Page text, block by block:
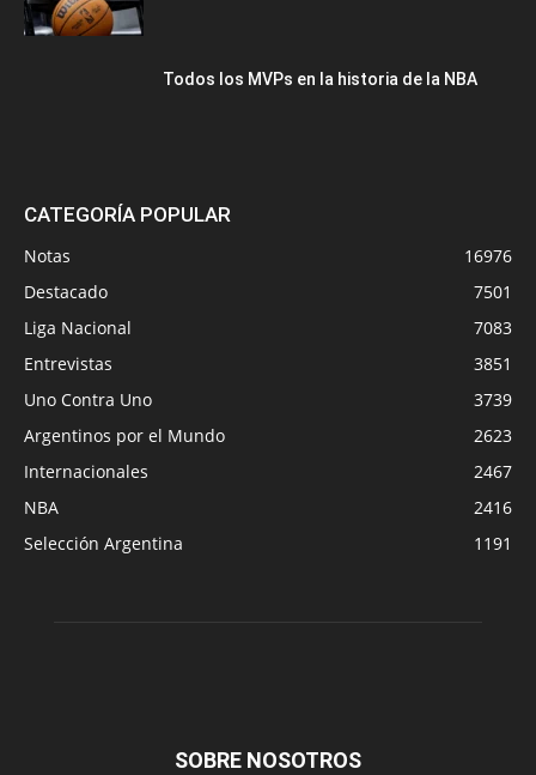
Todos los MVPs en la historia de la NBA
CATEGORÍA POPULAR
Notas
16976
Destacado
7501
Liga Nacional
7083
Entrevistas
3851
Uno Contra Uno
3739
Argentinos por el Mundo
2623
Internacionales
2467
NBA
2416
Selección Argentina
1191
SOBRE NOSOTROS